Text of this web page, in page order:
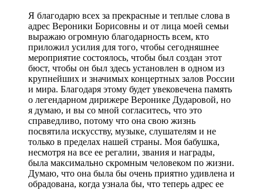
Я благодарю всех за прекрасные и теплые слова в
адрес Вероники Борисовны и от лица моей семьи
выражаю огромную благодарность всем, кто
приложил усилия для того, чтобы сегодняшнее
мероприятие состоялось, чтобы был создан этот
бюст, чтобы он был здесь установлен в одном из
крупнейших и значимых концертных залов России
и мира. Благодаря этому будет увековечена память
о легендарном дирижере Веронике Дударовой, но
я думаю, и вы со мной согласитесь, что это
справедливо, потому что она свою жизнь
посвятила искусству, музыке, слушателям и не
только в пределах нашей страны. Моя бабушка,
несмотря на все ее регалии, звания и награды,
была максимально скромным человеком по жизни.
Думаю, что она была бы очень приятно удивлена и
обрадована, когда узнала бы, что теперь адрес ее